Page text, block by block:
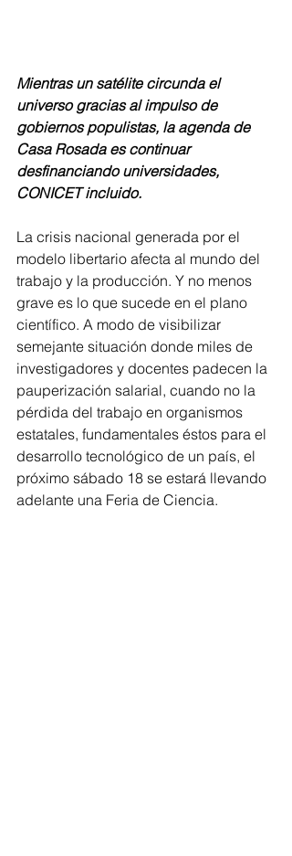
Mientras un satélite circunda el
universo gracias al impulso de
gobiernos populistas, la agenda de
Casa Rosada es continuar
desfinanciando universidades,
CONICET incluido.
La crisis nacional generada por el
modelo libertario afecta al mundo del
trabajo y la producción. Y no menos
grave es lo que sucede en el plano
científico. A modo de visibilizar
semejante situación donde miles de
investigadores y docentes padecen la
pauperización salarial, cuando no la
pérdida del trabajo en organismos
estatales, fundamentales éstos para el
desarrollo tecnológico de un país, el
próximo sábado 18 se estará llevando
adelante una Feria de Ciencia.